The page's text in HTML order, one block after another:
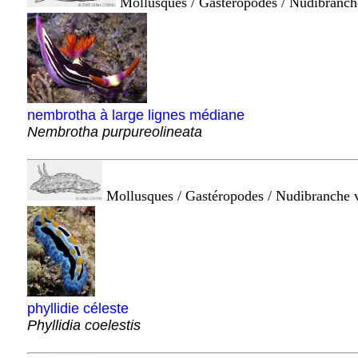
nembrotha à large lignes médiane
Nembrotha purpureolineata
Mollusques / Gastéropodes / Nudibranche
phyllidie céleste
Phyllidia coelestis